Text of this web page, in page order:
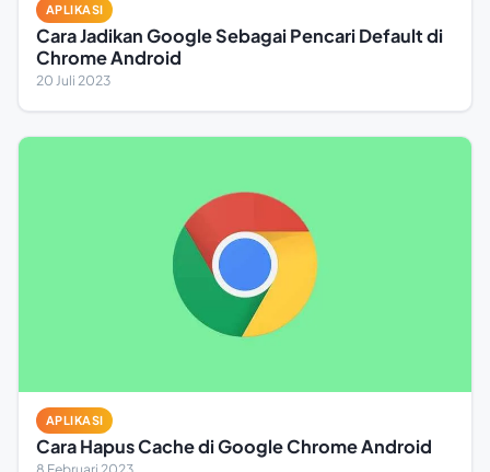
APLIKASI
Cara Jadikan Google Sebagai Pencari Default di
Chrome Android
20 Juli 2023
APLIKASI
Cara Hapus Cache di Google Chrome Android
8 Februari 2023